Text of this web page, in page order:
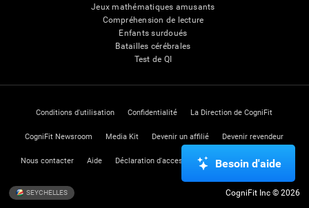
Jeux mathématiques amusants
Compréhension de lecture
Enfants surdoués
Batailles cérébrales
Test de QI
Conditions d'utilisation Confidentialité La Direction de CogniFit
CogniFit Newsroom Media Kit Devenir un affilié Devenir revendeur
Nous contacter Aide Déclaration d'accessibilité Centre de Confiance
SEYCHELLES CogniFit Inc © 2026
Besoin d'aide